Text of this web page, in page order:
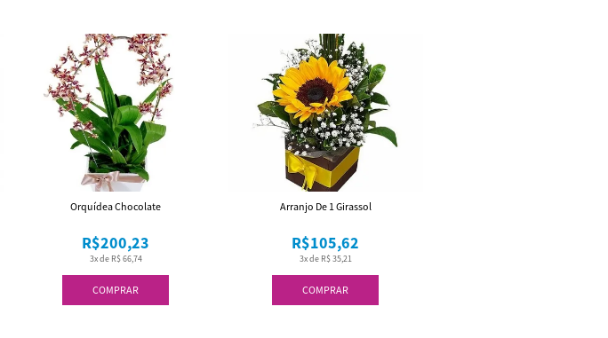
COMPRAR
3x de R$ 66,74
R$200,23
Orquídea Chocolate
COMPRAR
3x de R$ 35,21
R$105,62
Arranjo De 1 Girassol